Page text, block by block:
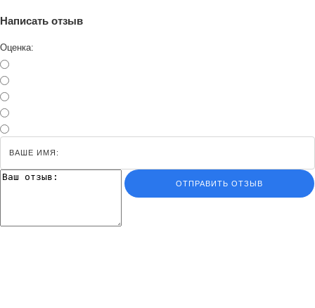
Написать отзыв
Оценка:
ОТПРАВИТЬ ОТЗЫВ